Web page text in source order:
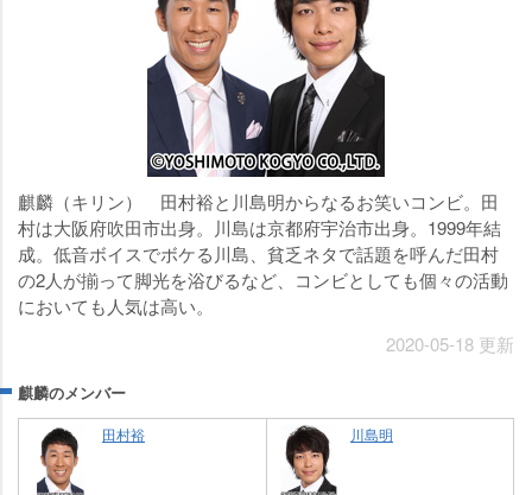
麒麟（キリン） 田村裕と川島明からなるお笑いコンビ。田
村は大阪府吹田市出身。川島は京都府宇治市出身。1999年結
成。低音ボイスでボケる川島、貧乏ネタで話題を呼んだ田村
の2人が揃って脚光を浴びるなど、コンビとしても個々の活動
においても人気は高い。
2020-05-18 更新
麒麟のメンバー
田村裕 川島明